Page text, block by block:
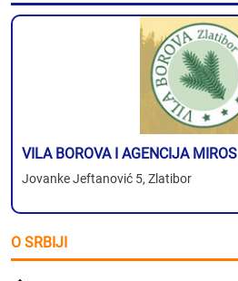
VILA BOROVA I AGENCIJA MIROS
Jovanke Jeftanović 5, Zlatibor
O SRBIJI